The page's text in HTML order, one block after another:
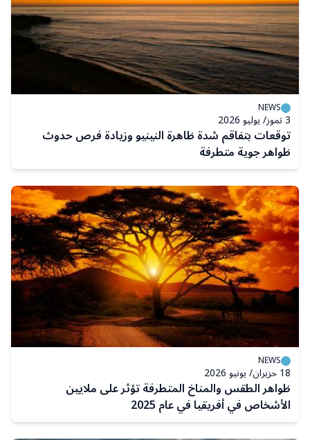
NEWS
3 تموز/ يوليو 2026
توقعات بتفاقم شدة ظاهرة النينيو وزيادة فرص حدوث
ظواهر جوية متطرفة
NEWS
18 حزيران/ يونيو 2026
ظواهر الطقس والمناخ المتطرفة تؤثر على ملايين
الأشخاص في أفريقيا في عام 2025